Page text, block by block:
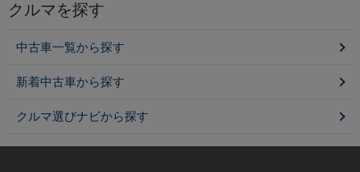
クルマを探す
中古車一覧から探す
新着中古車から探す
クルマ選びナビから探す